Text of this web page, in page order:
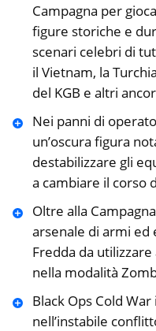
Campagna per
figure storiche e
scenari celebri di
il Vietnam, la
del KGB e altri
Nei panni di
un’oscura figura
destabilizzare gli
a cambiare il corso
Oltre alla
arsenale di armi ed
Fredda da
nella modalità
Black Ops Cold
nell’instabile